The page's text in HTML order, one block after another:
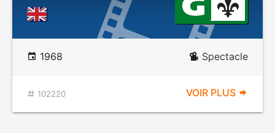
1968 Spectacle
102220 VOIR PLUS